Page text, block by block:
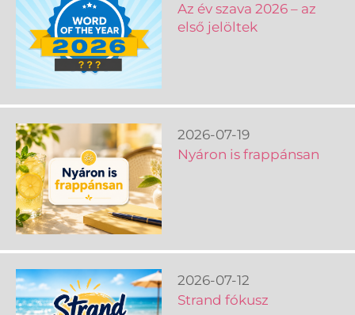
Az év szava 2026 – az
első jelöltek
2026-07-19
Nyáron is frappánsan
2026-07-12
Strand fókusz